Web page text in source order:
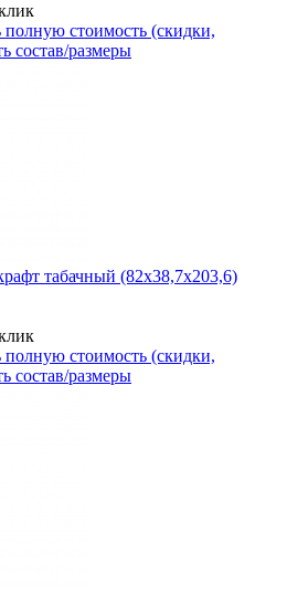
полную стоимость (скидки,
состав/размеры
табачный (82x38,7x203,6)
полную стоимость (скидки,
состав/размеры